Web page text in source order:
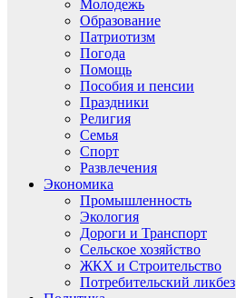
Молодежь
Образование
Патриотизм
Погода
Помощь
Пособия и пенсии
Праздники
Религия
Семья
Спорт
Развлечения
Экономика
Промышленность
Экология
Дороги и Транспорт
Сельское хозяйство
ЖКХ и Строительство
Потребительский ликбез